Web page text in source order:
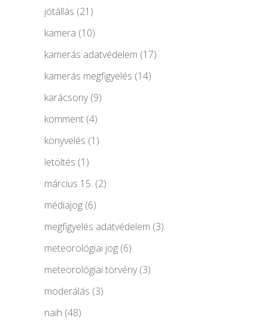
jótállás (21)
kamera (10)
kamerás adatvédelem (17)
kamerás megfigyelés (14)
karácsony(9)
komment (4)
könyvelés (1)
letöltés (1)
március 15. (2)
médiajog (6)
megfigyelés adatvédelem (3)
meteorológiai jog (6)
meteorológiai törvény(3)
moderálás (3)
naih (48)